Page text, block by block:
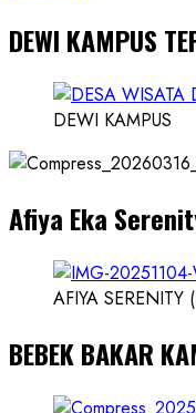
about
Founder
Konsep
Karnus
Dokter
Ilmuwan
DEWI KAMPUS
DEWI KAMPUS
Afiya Eka
AFIYA SERENITY
BEBEK BAKAR